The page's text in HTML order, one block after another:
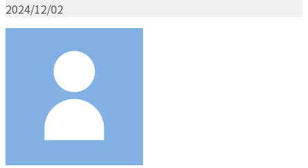
2024/12/02